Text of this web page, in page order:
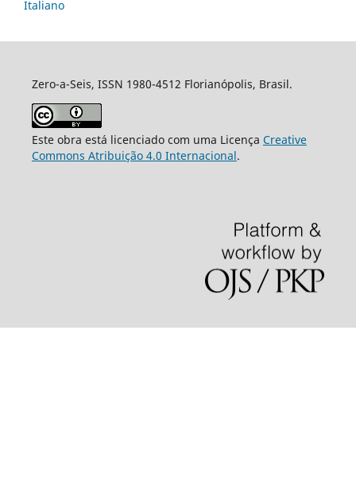
Italiano
Zero-a-Seis, ISSN 1980-4512 Florianópolis, Brasil.
Este obra está licenciado com uma Licença Creative
Commons Atribuição 4.0 Internacional.